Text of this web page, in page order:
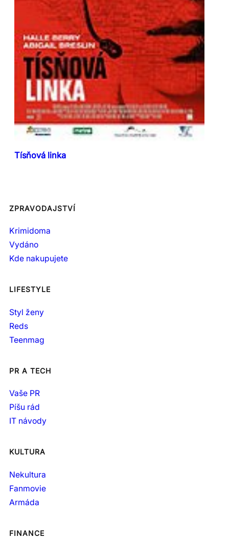
Tísňová linka
ZPRAVODAJSTVÍ
Krimidoma
Vydáno
Kde nakupujete
LIFESTYLE
Styl ženy
Reds
Teenmag
PR A TECH
Vaše PR
Píšu rád
IT návody
KULTURA
Nekultura
Fanmovie
Armáda
FINANCE